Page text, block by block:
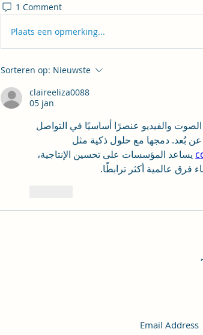
1 Comment
Plaats een opmerking...
Sorteren op: Nieuwste
claireeliza0088
05 jan
عن بُعد. دمجها مع حلول ذكية مثل
فرق عالمية أكثر ترابطًا.